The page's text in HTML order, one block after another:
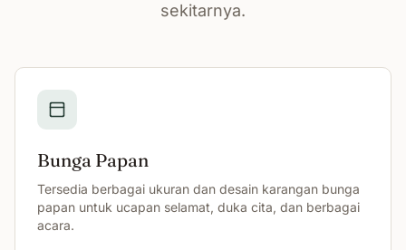
sekitarnya.
Bunga Papan
Tersedia berbagai ukuran dan desain karangan bunga
papan untuk ucapan selamat, duka cita, dan berbagai
acara.